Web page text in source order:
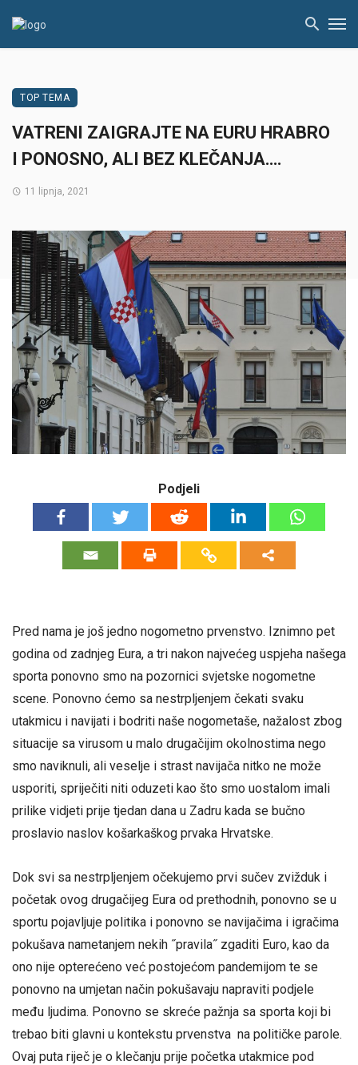
TOP TEMA
VATRENI ZAIGRAJTE NA EURU HRABRO
I PONOSNO, ALI BEZ KLEČANJA….
11 lipnja, 2021
Podjeli
Pred nama je još jedno nogometno prvenstvo. Iznimno pet
godina od zadnjeg Eura, a tri nakon najvećeg uspjeha našega
sporta ponovno smo na pozornici svjetske nogometne
scene. Ponovno ćemo sa nestrpljenjem čekati svaku
utakmicu i navijati i bodriti naše nogometaše, nažalost zbog
situacije sa virusom u malo drugačijim okolnostima nego
smo naviknuli, ali veselje i strast navijača nitko ne može
usporiti, spriječiti niti oduzeti kao što smo uostalom imali
prilike vidjeti prije tjedan dana u Zadru kada se bučno
proslavio naslov košarkaškog prvaka Hrvatske.
Dok svi sa nestrpljenjem očekujemo prvi sučev zvižduk i
početak ovog drugačijeg Eura od prethodnih, ponovno se u
sportu pojavljuje politika i ponovno se navijačima i igračima
pokušava nametanjem nekih ˝pravila˝ zgaditi Euro, kao da
ono nije opterećeno već postojećom pandemijom te se
ponovno na umjetan način pokušavaju napraviti podjele
među ljudima. Ponovno se skreće pažnja sa sporta koji bi
trebao biti glavni u kontekstu prvenstva na političke parole.
Ovaj puta riječ je o klečanju prije početka utakmice pod